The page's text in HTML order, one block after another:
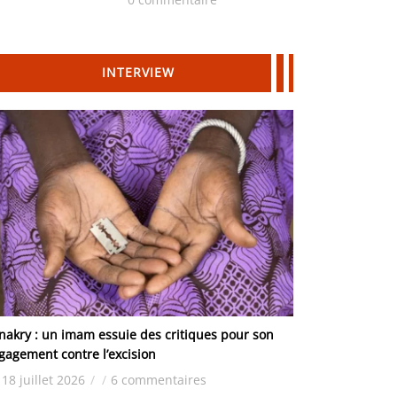
INTERVIEW
: un imam essuie des critiques pour son
contre l’excision
18 juillet 2026 / / 6 commentaires